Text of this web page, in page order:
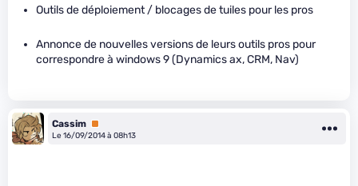
Outils de déploiement / blocages de tuiles pour les pros
Annonce de nouvelles versions de leurs outils pros pour
correspondre à windows 9 (Dynamics ax, CRM, Nav)
Cassim Premium
Le 16/09/2014 à 08h13